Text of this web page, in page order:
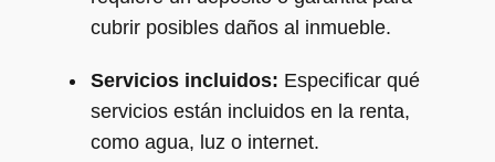
cubrir posibles daños al inmueble.
Servicios incluidos: Especificar qué
servicios están incluidos en la renta,
como agua, luz o internet.